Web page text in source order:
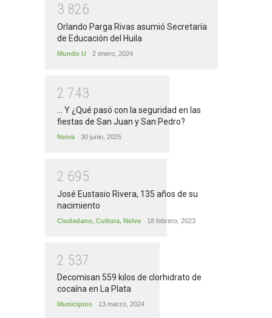
3 826
Orlando Parga Rivas asumió Secretaría
de Educación del Huila
Mundo U 2 enero, 2024
2 743
... Y ¿Qué pasó con la seguridad en las
fiestas de San Juan y San Pedro?
Neiva 30 junio, 2025
2 695
José Eustasio Rivera, 135 años de su
nacimiento
Ciudadano, Cultura, Neiva 18 febrero, 2023
2 537
Decomisan 559 kilos de clorhidrato de
cocaína en La Plata
Municipios 13 marzo, 2024